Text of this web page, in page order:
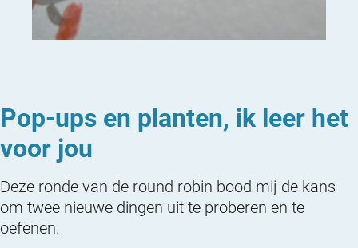
Pop-ups en planten, ik leer het
voor jou
Deze ronde van de round robin bood mij de kans
om twee nieuwe dingen uit te proberen en te
oefenen.